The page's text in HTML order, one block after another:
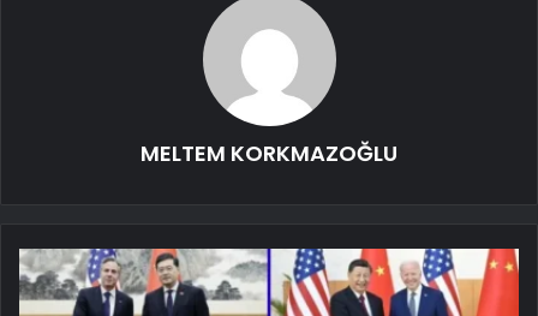
MELTEM KORKMAZOĞLU